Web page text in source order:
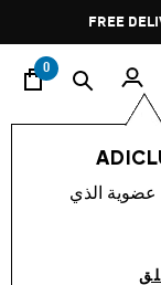
FREE
0
عضوية الذي